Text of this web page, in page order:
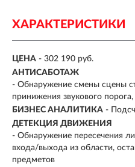
ХАРАКТЕРИСТИКИ
ЦЕНА - 302 190 руб.
АНТИСАБОТАЖ
- Обнаружение смены сцены
принижения звукового
БИЗНЕС АНАЛИТИКА -
ДЕТЕКЦИЯ ДВИЖЕНИЯ
- Обнаружение пересечения
входа/выхода из области,
предметов